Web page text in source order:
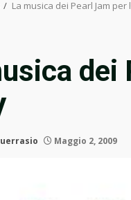
La musica dei Pearl Jam
dei
Maggio 2, 2009